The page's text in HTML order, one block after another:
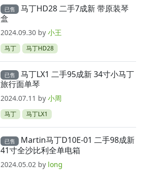
已售
马丁HD28 二手7成新 带原装琴
盒
2024.09.30 by小王
马丁 马丁HD28
已售
马丁LX1 二手95成新 34寸小马丁
旅行面单琴
2024.07.11 by小周
马丁 马丁LX1
已售
Martin马丁D10E-01 二手98成新
41寸全沙比利全单电箱
2024.05.02 by long